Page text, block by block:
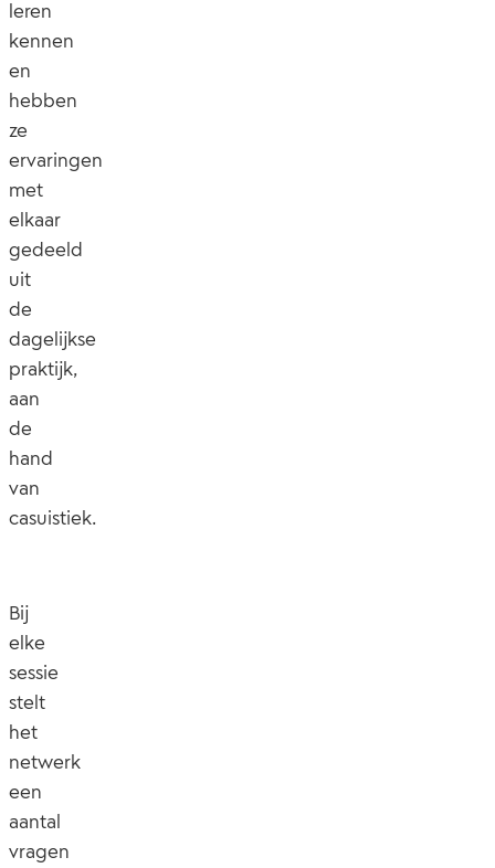
leren
kennen
en
hebben
ze
ervaringen
met
elkaar
gedeeld
uit
de
dagelijkse
praktijk,
aan
de
hand
van
casuistiek.
Bij
elke
sessie
stelt
het
netwerk
een
aantal
vragen